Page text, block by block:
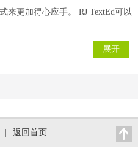
来更加得心应手。 RJ TextEd可以
展开
返回首页